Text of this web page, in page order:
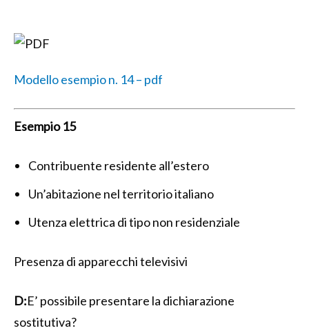
Modello esempio n. 14 – pdf
Esempio 15
Contribuente residente all’estero
Un’abitazione nel territorio italiano
Utenza elettrica di tipo non residenziale
Presenza di apparecchi televisivi
D:E’ possibile presentare la dichiarazione
sostitutiva?